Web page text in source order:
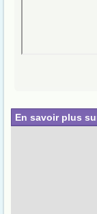
En savoir plus